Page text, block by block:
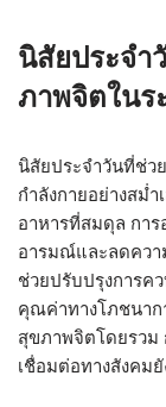
นิสัยประจำ
ภาพจิตในร
นิสัยประจำวันที่ช่ว
กำลังกายอย่างสม่
อาหารที่สมดุล การ
อารมณ์และลดควา
ช่วยปรับปรุงการค
คุณค่าทางโภชนาก
สุขภาพจิตโดยรวม
เชื่อมต่อทางสังคม